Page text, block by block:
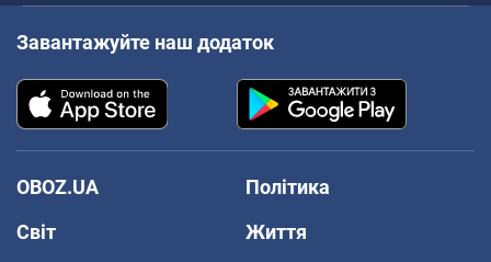
Завантажуйте наш додаток
OBOZ.UA
Політика
Світ
Життя